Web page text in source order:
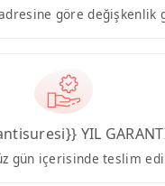
göre değişkenlik
YIL
gün içerisinde teslim